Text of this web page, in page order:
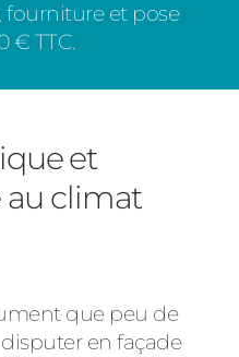
et pose
€ TTC.
et
au climat
que peu de
en façade